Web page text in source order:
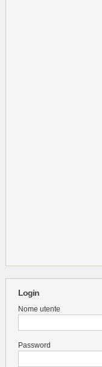
Login
Nome utente
Password